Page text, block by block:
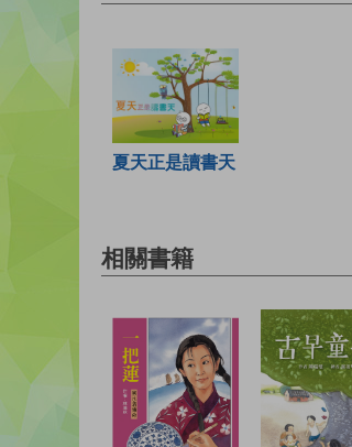
夏天正是讀書天
相關書籍